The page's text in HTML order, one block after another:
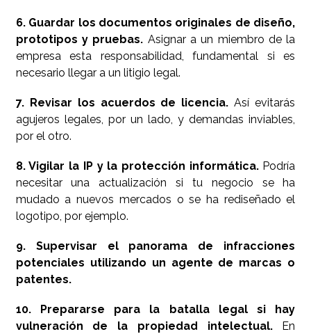
6. Guardar los documentos originales de diseño,
prototipos y pruebas. Asignar a un miembro de la
empresa esta responsabilidad, fundamental si es
necesario llegar a un litigio legal.
7. Revisar los acuerdos de licencia. Así evitarás
agujeros legales, por un lado, y demandas inviables,
por el otro.
8. Vigilar la IP y la protección informática.Podría
necesitar una actualización si tu negocio se ha
mudado a nuevos mercados o se ha rediseñado el
logotipo, por ejemplo.
9. Supervisar el panorama de infracciones
potenciales utilizando un agente de marcas o
patentes.
10. Prepararse para la batalla legal si hay
vulneración de la propiedad intelectual.En